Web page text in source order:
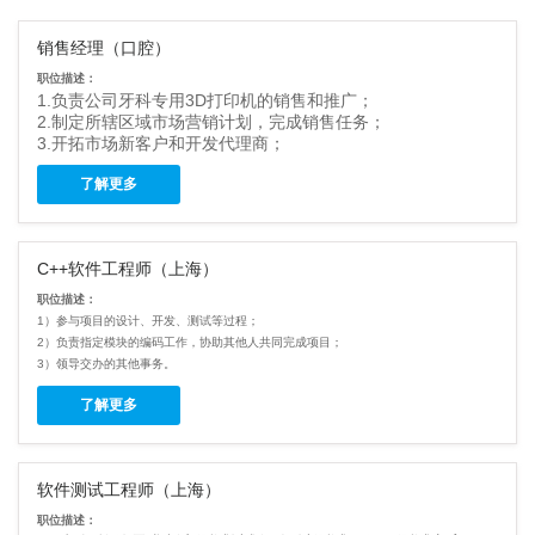
销售经理（口腔）
职位描述：
1.负责公司牙科专用3D打印机的销售和推广；
2.制定所辖区域市场营销计划，完成销售任务；
3.开拓市场新客户和开发代理商；
4.管理维护好客户以及代理商关系；
5.收集口腔行业信息，跟踪市场动态，反馈给上级，并做出可
行性建议；
6.及时完成上级交给的销售相关任务。
1.大专及以上学历，口腔医学等相关专业毕业，
2.3年以上口腔销售经验或者口腔技术工作经验；
3.有牙科设备销售经验优先；
4.适应出差；
5.有团队精神，抗压力强；
了解更多
C++软件工程师（上海）
职位描述：
1）参与项目的设计、开发、测试等过程；
2）负责指定模块的编码工作，协助其他人共同完成项目；
3）领导交办的其他事务。
任职要求：
1）计算机及相关专业毕业，大学本科以上学历；
2）3年以上C++实际开发经验；
4）熟悉Vs或QT开发环境，熟悉面向对象编程；
5）熟练运行多线程、协程处理、IOCP者优先；
了解更多
软件测试工程师（上海）
职位描述：